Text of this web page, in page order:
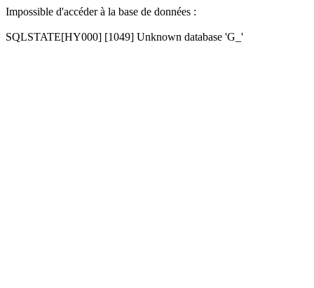
Impossible d'accéder à la base de données :
SQLSTATE[HY000] [1049] Unknown database 'G_'